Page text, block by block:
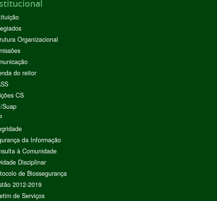
Organizacional
do reitor
CS
Suap
da Informação
à Comunidade
Disciplinar
de Biossegurança
2012-2019
de Serviços